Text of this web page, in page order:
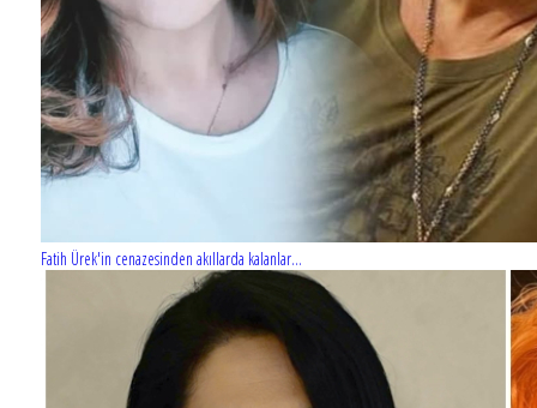
Fatih Ürek'in cenazesinden akıllarda kalanlar...